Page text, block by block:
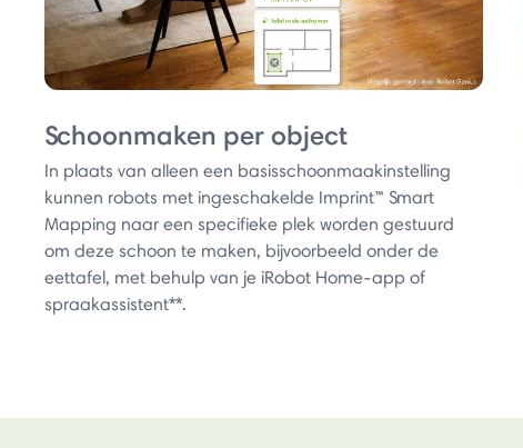
Schoonmaken per object
In plaats van alleen een basisschoonmaakinstelling
kunnen robots met ingeschakelde Imprint™ Smart
Mapping naar een specifieke plek worden gestuurd
om deze schoon te maken, bijvoorbeeld onder de
eettafel, met behulp van je iRobot Home-app of
spraakassistent**.